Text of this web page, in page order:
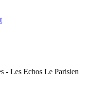
- Les Echos Le Parisien